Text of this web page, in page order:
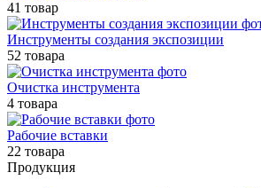
41 товар
Инструменты создания экспозиции
52 товара
Очистка инструмента
4 товара
Рабочие вставки
22 товара
Продукция